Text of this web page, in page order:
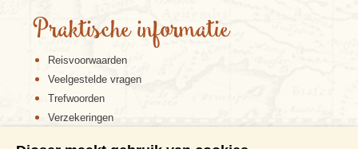
Praktische informatie
Reisvoorwaarden
Veelgestelde vragen
Trefwoorden
Verzekeringen